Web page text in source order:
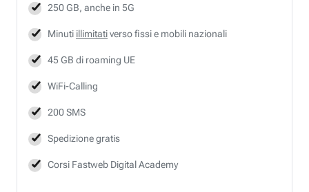
250 GB, anche in 5G
Minuti illimitativerso fissi e mobili nazionali
45 GB di roaming UE
WiFi-Calling
200 SMS
Spedizione gratis
Corsi Fastweb Digital Academy